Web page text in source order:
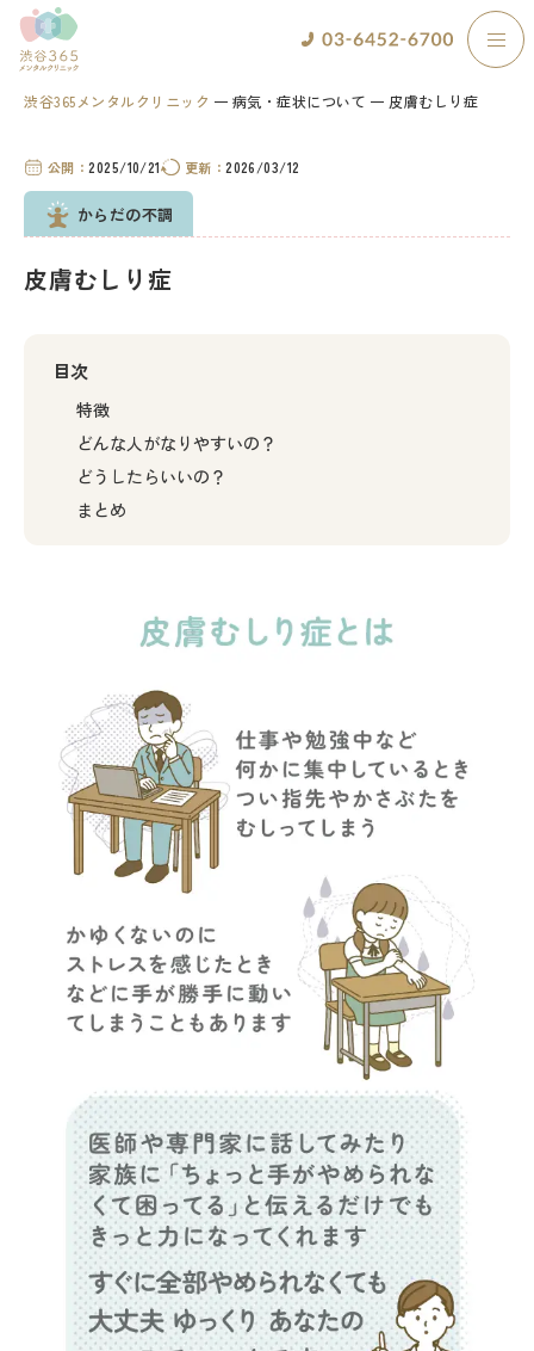
渋谷365メンタルクリニック 病気・症状について 皮膚むしり症
公開：2025/10/21 更新：2026/03/12
からだの不調
皮膚むしり症
目次
特徴
どんな人がなりやすいの？
どうしたらいいの？
まとめ